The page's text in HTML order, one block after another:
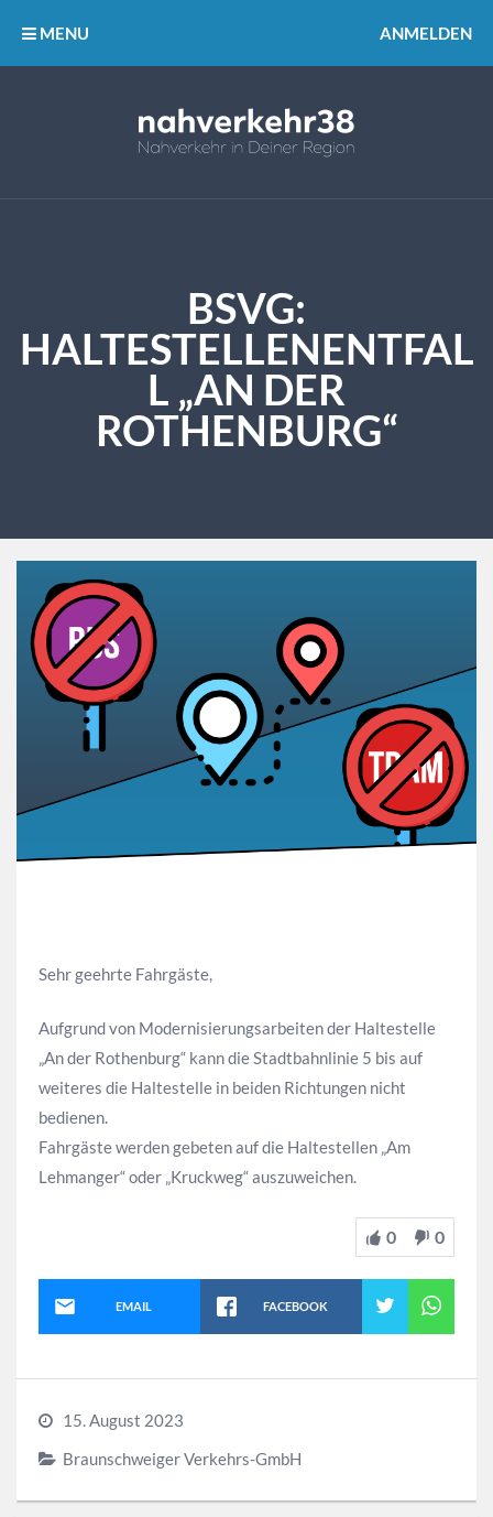
MENU ANMELDEN
BSVG:
HALTESTELLENENTFAL
L „AN DER
ROTHENBURG“
Sehr geehrte Fahrgäste,
Aufgrund von Modernisierungsarbeiten der Haltestelle
„An der Rothenburg“ kann die Stadtbahnlinie 5 bis auf
weiteres die Haltestelle in beiden Richtungen nicht
bedienen.
Fahrgäste werden gebeten auf die Haltestellen „Am
Lehmanger“ oder „Kruckweg“ auszuweichen.
0 0
EMAIL FACEBOOK
15. August 2023
Braunschweiger Verkehrs-GmbH